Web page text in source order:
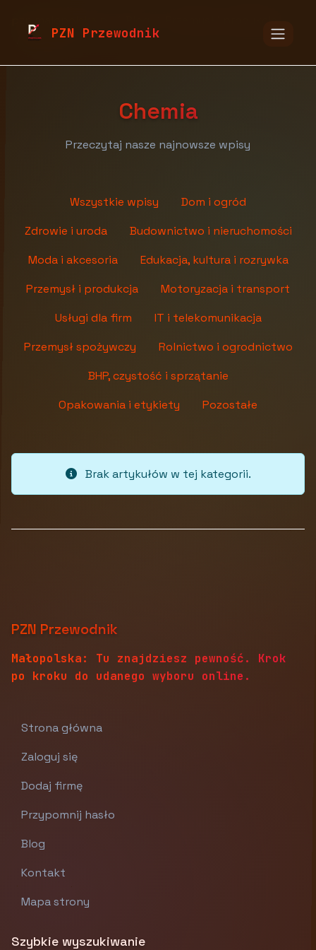
PZN Przewodnik
Chemia
Chemia
Przeczytaj nasze najnowsze wpisy
Wszystkie wpisy
Dom i ogród
Zdrowie i uroda
Budownictwo i nieruchomości
Moda i akcesoria
Edukacja, kultura i rozrywka
Przemysł i produkcja
Motoryzacja i transport
Usługi dla firm
IT i telekomunikacja
Przemysł spożywczy
Rolnictwo i ogrodnictwo
BHP, czystość i sprzątanie
Opakowania i etykiety
Pozostałe
Brak artykułów w tej kategorii.
PZN Przewodnik
Małopolska: Tu znajdziesz pewność. Krok
po kroku do udanego wyboru online.
Strona główna
Zaloguj się
Dodaj firmę
Przypomnij hasło
Blog
Kontakt
Mapa strony
Szybkie wyszukiwanie